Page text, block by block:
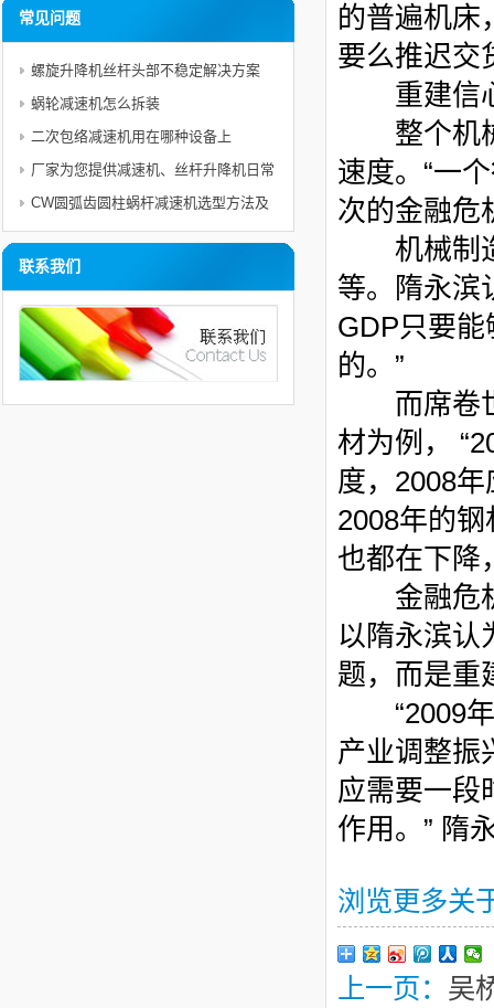
的普遍机床
要么推迟交
重建信
整个机
速度。 “一
次的金融危
机械制造
等。隋永滨
GDP只要
的。 ”
而席卷世
材为例，
度， 2008年
2008年的钢
也都在下降
金融危机
以隋永滨认
题，而是重
“2009
产业调整振
应需要一段
作用。 ” 隋
浏览更多关
上一页： 吴
常见问题
螺旋升降机丝杆头部不稳定解决方案
蜗轮减速机怎么拆装
二次包络减速机用在哪种设备上
厂家为您提供减速机、丝杆升降机日常
使用电机的维护与注意事项及保护措施
CW圆弧齿圆柱蜗杆减速机选型方法及
举例
联系我们